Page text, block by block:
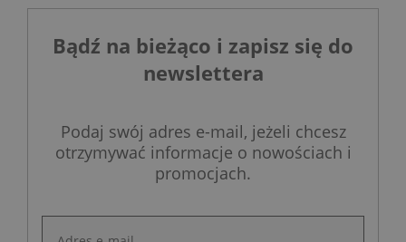
Bądź na bieżąco i zapisz się do
newslettera
Podaj swój adres e-mail, jeżeli chcesz
otrzymywać informacje o nowościach i
promocjach.